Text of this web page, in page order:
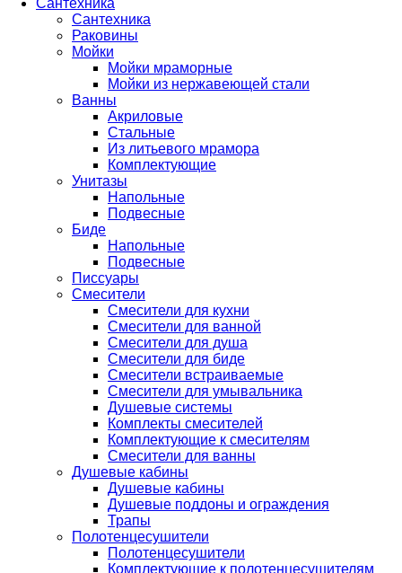
Сантехника
Сантехника
Раковины
Мойки
Мойки мраморные
Мойки из нержавеющей стали
Ванны
Акриловые
Стальные
Из литьевого мрамора
Комплектующие
Унитазы
Напольные
Подвесные
Биде
Напольные
Подвесные
Писсуары
Смесители
Смесители для кухни
Смесители для ванной
Смесители для душа
Смесители для биде
Смесители встраиваемые
Смесители для умывальника
Душевые системы
Комплекты смесителей
Комплектующие к смесителям
Смесители для ванны
Душевые кабины
Душевые кабины
Душевые поддоны и ограждения
Трапы
Полотенцесушители
Полотенцесушители
Комплектующие к полотенцесушителям